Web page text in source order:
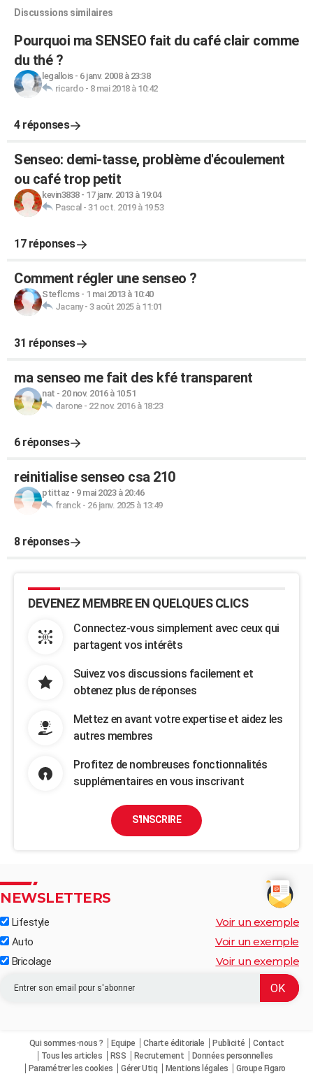
Discussions similaires
Pourquoi ma SENSEO fait du café clair comme
du thé ?
legallois- 6 janv. 2008 à 23:38
ricardo- 8 mai 2018 à 10:42
4 réponses
Senseo: demi-tasse, problème d'écoulement
ou café trop petit
kevin3838- 17 janv. 2013 à 19:04
Pascal - 31 oct. 2019 à 19:53
17 réponses
Comment régler une senseo ?
Steflcms- 1 mai 2013 à 10:40
Jacany- 3 août 2025 à 11:01
31 réponses
ma senseo me fait des kfé transparent
nat - 20 nov. 2016 à 10:51
darone- 22 nov. 2016 à 18:23
6 réponses
reinitialise senseo csa 210
ptittaz - 9 mai 2023 à 20:46
franck- 26 janv. 2025 à 13:49
8 réponses
DEVENEZ MEMBRE EN QUELQUES CLICS
Connectez-vous simplement avec ceux qui
partagent vos intérêts
Suivez vos discussions facilement et
obtenez plus de réponses
Mettez en avant votre expertise et aidez les
autres membres
Profitez de nombreuses fonctionnalités
supplémentaires en vous inscrivant
S'INSCRIRE
NEWSLETTERS
Lifestyle Voir un exemple
Auto Voir un exemple
Bricolage Voir un exemple
Qui sommes-nous ? Equipe Charte éditoriale Publicité
Contact
Tous les articles
RSS Recrutement
Données personnelles
Paramétrer les cookies
Gérer Utiq Mentions légales Groupe Figaro